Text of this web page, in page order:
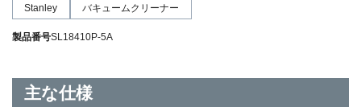
Stanley バキュームクリーナー
製品番号SL18410P-5A
主な仕様